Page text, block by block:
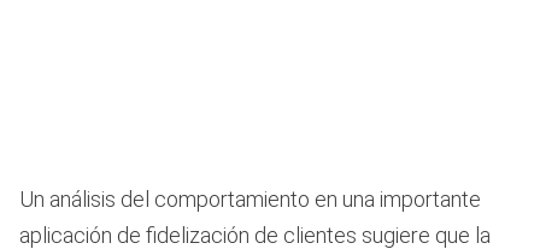
Un análisis del comportamiento en una importante
aplicación de fidelización de clientes sugiere que la